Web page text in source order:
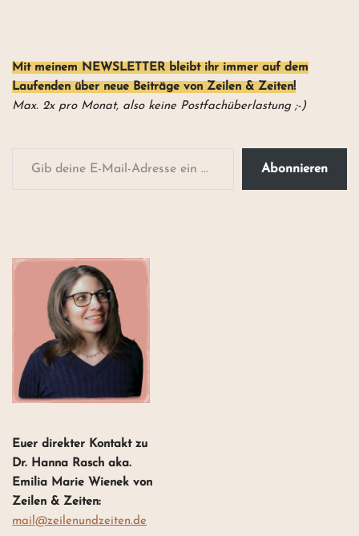
Mit meinem NEWSLETTER bleibt ihr immer auf dem
Laufenden über neue Beiträge von Zeilen & Zeiten!
Max. 2x pro Monat, also keine Postfachüberlastung ;-)
Abonnieren
Euer direkter Kontakt zu
Dr. Hanna Rasch aka.
Emilia Marie Wienek von
Zeilen & Zeiten:
mail@zeilenundzeiten.de